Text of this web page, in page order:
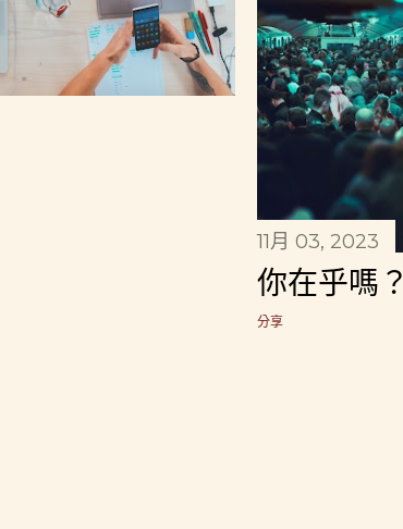
11月 03, 2023
你在乎嗎？
分享